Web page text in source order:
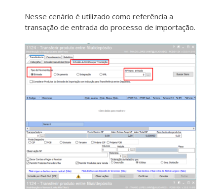
Nesse cenário é utilizado como referência a
transação de entrada do processo de importação.